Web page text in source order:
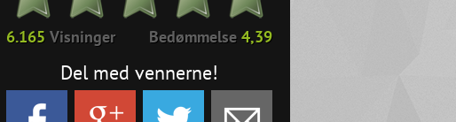
6.165 Visninger Bedømmelse 4,39
Del med vennerne!